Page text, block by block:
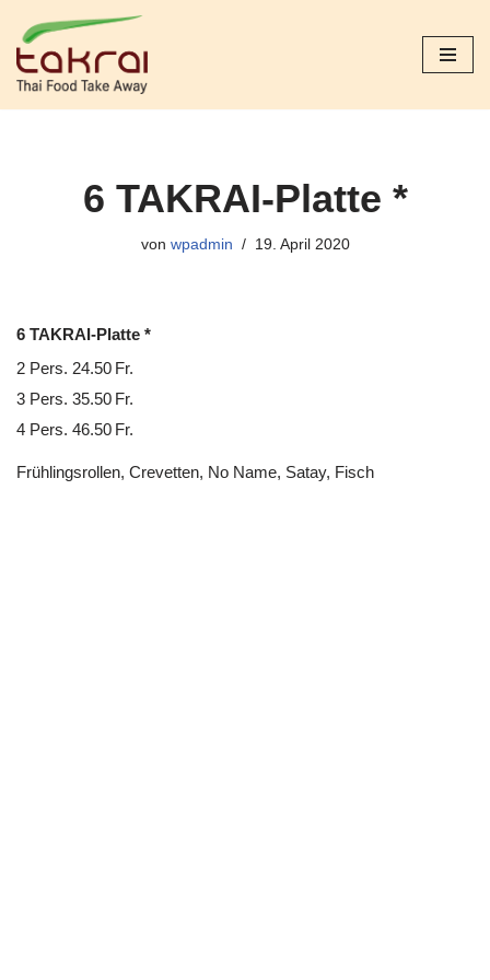
Zum
Inhalt
springen
6 TAKRAI-Platte *
von wpadmin 19. April 2020
6 TAKRAI-Platte *
2 Pers. 24.50 Fr.
3 Pers. 35.50 Fr.
4 Pers. 46.50 Fr.
Frühlingsrollen, Crevetten, No Name, Satay, Fisch